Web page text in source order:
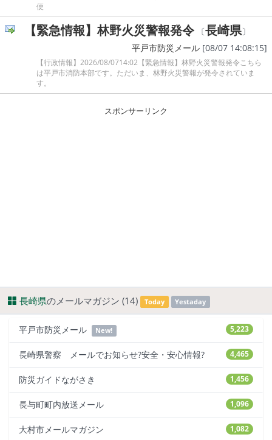
便
【緊急情報】林野火災警報発令〔長崎県〕
平戸市防災メール [08/07 14:08:15]
【行政情報】2026/08/0714:02【緊急情報】林野火災警報発令こちら
は平戸市消防本部です。ただいま、林野火災警報が発令されていま
す。
スポンサーリンク
長崎県のメールマガジン (14) Today Yestaday
5,223
平戸市防災メール New!
4,465
長崎県警察 メールでお知らせ?安全・安心情報?
1,456
防災ガイドながさき
1,096
長与町町内放送メール
1,082
大村市メールマガジン